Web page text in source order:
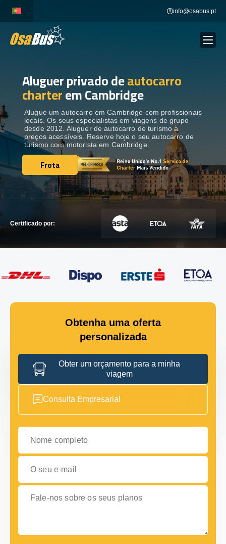
content
info@osabus.pt
ALUGUER DE AUTOCARROS
DESTINOS
FROTA
ENTRE EM CONTACTO
ENTRE EM CONTACTO
Aluguer privado deautocarro
charterem Cambridge
Alugue um autocarro em Cambridge com profissionais
locais. Os seus especialistas em viagens de grupo
desde 2012. Aluguer de autocarro de turismo a
preços acessíveis. Reserve hoje o seu autocarro de
turismo com motorista em Cambridge.
Frota
Frota
Certificado por:
Obtenha uma oferta
personalizada
Obter um orçamento para a minha
viagem
Consulta Empresarial
Nome completo
O seu e-mail
Fale-nos sobre os seus planos